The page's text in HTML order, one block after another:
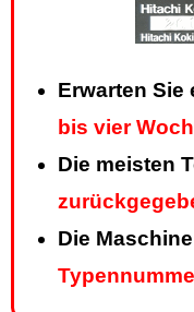
Erwarten Sie
bis vier
Die meisten
Die